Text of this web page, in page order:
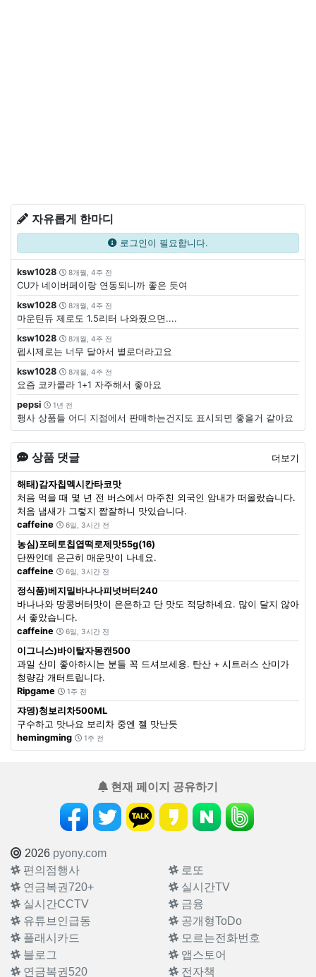
자유롭게 한마디
로그인이 필요합니다.
ksw1028 8개월, 4주 전
CU가 네이버페이랑 연동되니까 좋은 듯여
ksw1028
8개월, 4주 전
마운틴듀 제로도 1.5리터 나와줬으면....
ksw1028
8개월, 4주 전
펩시제로는 너무 달아서 별로더라고요
ksw1028
8개월, 4주 전
요즘 코카콜라 1+1 자주해서 좋아요
pepsi
1년 전
행사 상품들 어디 지점에서 판매하는건지도 표시되면 좋을거 같아요
상품 댓글 더보기
해태)감자칩멕시칸타코맛
처음 먹을 때 몇 년 전 버스에서 마주친 외국인 암내가 떠올랐습니다.
처음 냄새가 그렇지 짭잘하니 맛있습니다.
caffeine
6일, 3시간 전
농심)포테토칩엽떡로제맛55g(16)
단짠인데 은근히 매운맛이 나네요.
caffeine
6일, 3시간 전
정식품)베지밀바나나피넛버터240
바나나와 땅콩버터맛이 은은하고 단 맛도 적당하네요. 많이 달지 않아
서 좋았습니다.
caffeine
6일, 3시간 전
이그니스)바이탈자몽캔500
과일 산미 좋아하시는 분들 꼭 드셔보세용. 탄산 + 시트러스 산미가
청량감 개터트립니다.
Ripgame
1주 전
쟈뎅)청보리차500ML
구수하고 맛나요 보리차 중엔 젤 맛난듯
hemingming
1주 전
현재 페이지 공유하기
2026 pyony.com
편의점행사
로또
연금복권720+
실시간TV
실시간CCTV
금융
유튜브인급동
공개형ToDo
플래시카드
모르는전화번호
블로그
앱스토어
연금복권520
전자책